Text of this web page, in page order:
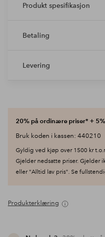
Produkt spesifikasjon
Betaling
Levering
20% på ordinære priser* +
Bruk koden i kassen: 440210
Gyldig ved kjøp over 1500 kr
Gjelder nedsatte priser. Gjelder
eller "Alltid lav pris". Se
Produkterklæring